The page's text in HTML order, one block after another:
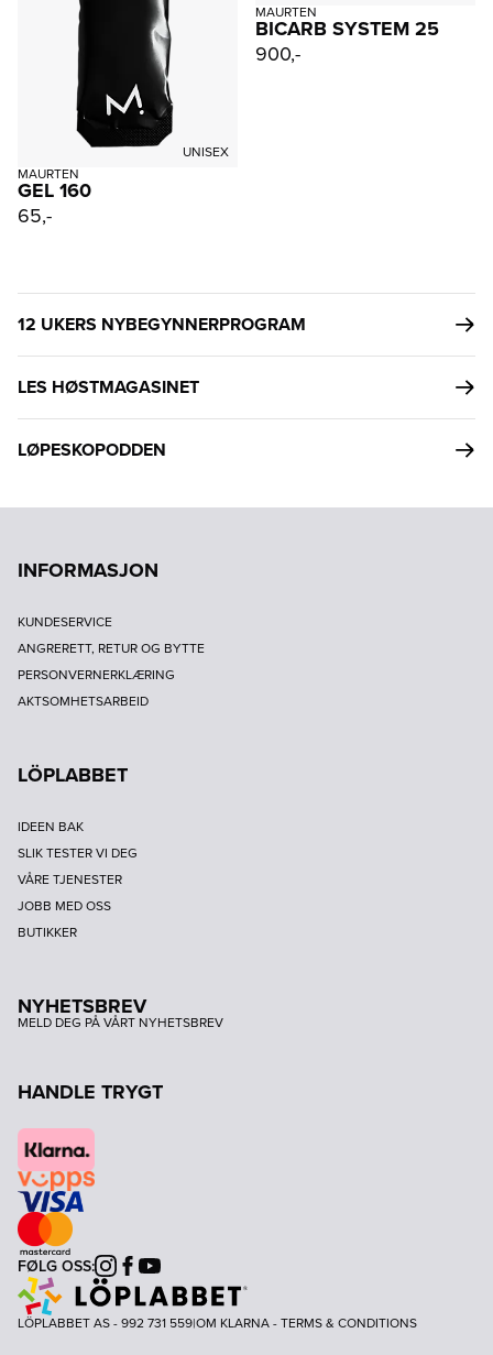
UNISEX
MAURTEN
GEL 160
65,-
MAURTEN
BICARB SYSTEM 25
900,-
12 UKERS NYBEGYNNERPROGRAM
LES HØSTMAGASINET
LØPESKOPODDEN
INFORMASJON
KUNDESERVICE
ANGRERETT, RETUR OG BYTTE
PERSONVERNERKLÆRING
AKTSOMHETSARBEID
LÖPLABBET
IDEEN BAK
SLIK TESTER VI DEG
VÅRE TJENESTER
JOBB MED OSS
BUTIKKER
NYHETSBREV
MELD DEG PÅ VÅRT NYHETSBREV
HANDLE TRYGT
FØLG OSS:Instagram
Facebook
Youtube
LÖPLABBET AS - 992 731 559|OM KLARNA-TERMS & CONDITIONS